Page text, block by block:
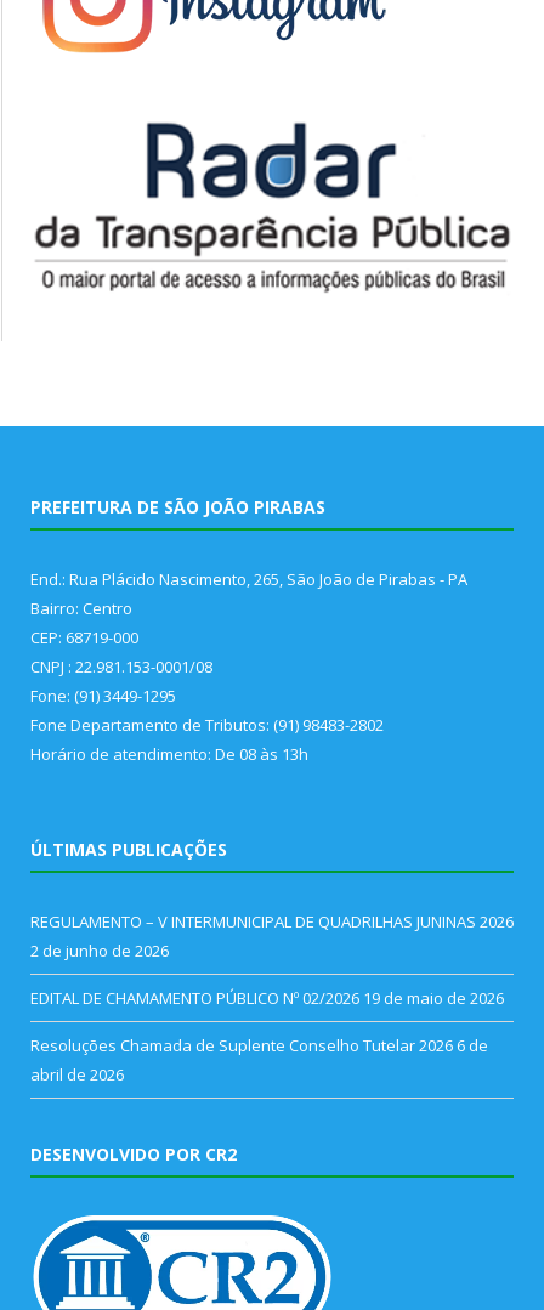
PREFEITURA DE SÃO JOÃO PIRABAS
End.: Rua Plácido Nascimento, 265, São João de Pirabas - PA
Bairro: Centro
CEP: 68719-000
CNPJ : 22.981.153-0001/08
Fone: (91) 3449-1295
Fone Departamento de Tributos: (91) 98483-2802
Horário de atendimento: De 08 às 13h
ÚLTIMAS PUBLICAÇÕES
REGULAMENTO – V INTERMUNICIPAL DE QUADRILHAS JUNINAS 2026
2 de junho de 2026
EDITAL DE CHAMAMENTO PÚBLICO Nº 02/2026 19 de maio de 2026
Resoluções Chamada de Suplente Conselho Tutelar 2026 6 de
abril de 2026
DESENVOLVIDO POR CR2